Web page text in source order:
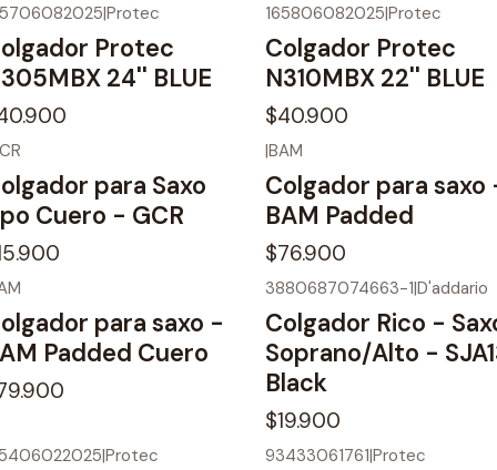
|Protec
Protec
24'' BLUE
165806082025|Protec
Colgador Protec
N310MBX 22'' BLUE
$40.900
para Saxo
Cuero - GCR
|BAM
Colgador para saxo
BAM Padded
$76.900
para saxo -
Padded Cuero
3880687074663-1|D'addario
Colgador Rico -
Soprano/Alto -
Black
$19.900
|Protec 93433061761|Protec